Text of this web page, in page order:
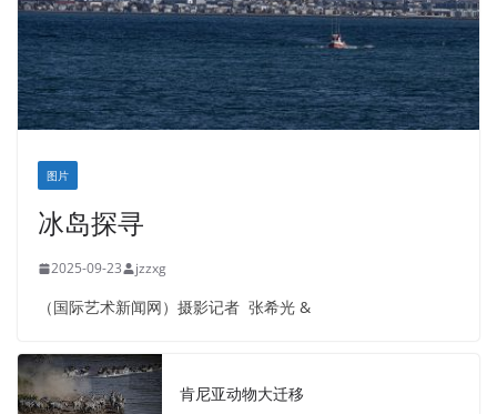
图片
冰岛探寻
2025-09-23 jzzxg
（国际艺术新闻网）摄影记者 张希光 &
肯尼亚动物大迁移